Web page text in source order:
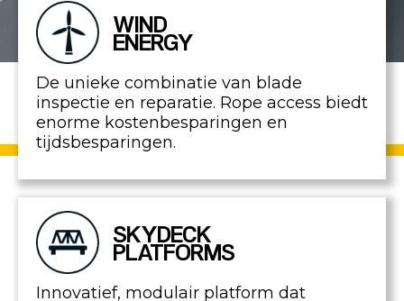
WIND
ENERGY
De unieke combinatie van blade
inspectie en reparatie. Rope access biedt
enorme kostenbesparingen en
tijdsbesparingen.
SKYDECK
PLATFORMS
Innovatief, modulair platform dat